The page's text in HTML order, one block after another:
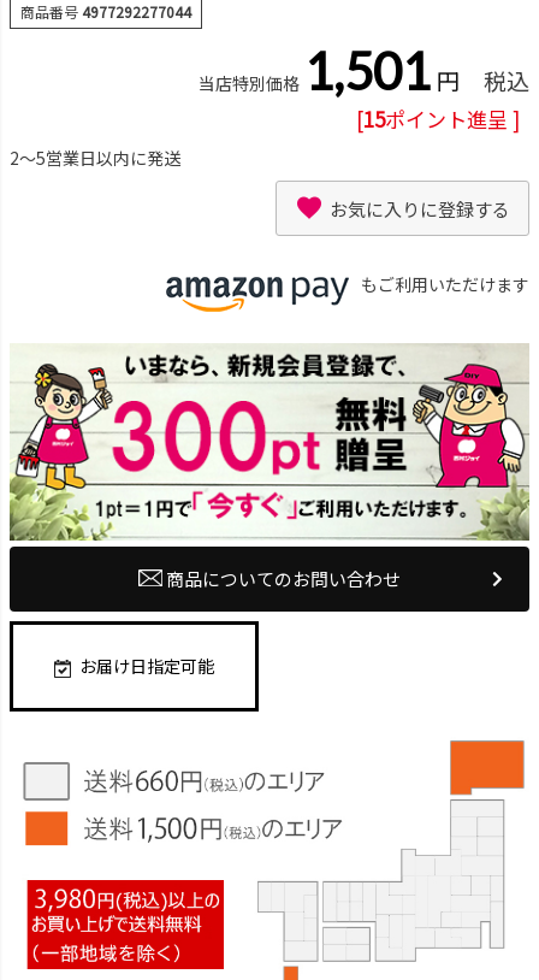
商品番号4977292277044
当店特別価格 1,501 税込
[15ポイント進呈 ]
2～5営業日以内に発送
お気に入りに登録する
もご利用いただけます
商品についてのお問い合わせ
お届け日指定可能